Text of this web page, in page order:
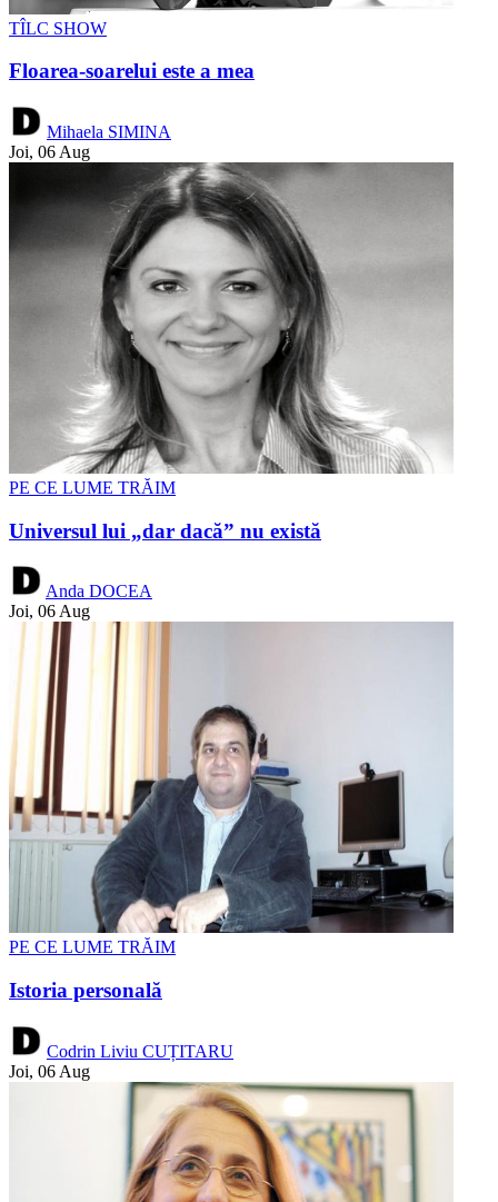
TÎLC SHOW
Floarea-soarelui este a mea
Mihaela SIMINA
Joi, 06 Aug
PE CE LUME TRĂIM
Universul lui „dar dacă” nu există
Anda DOCEA
Joi, 06 Aug
PE CE LUME TRĂIM
Istoria personală
Codrin Liviu CUȚITARU
Joi, 06 Aug